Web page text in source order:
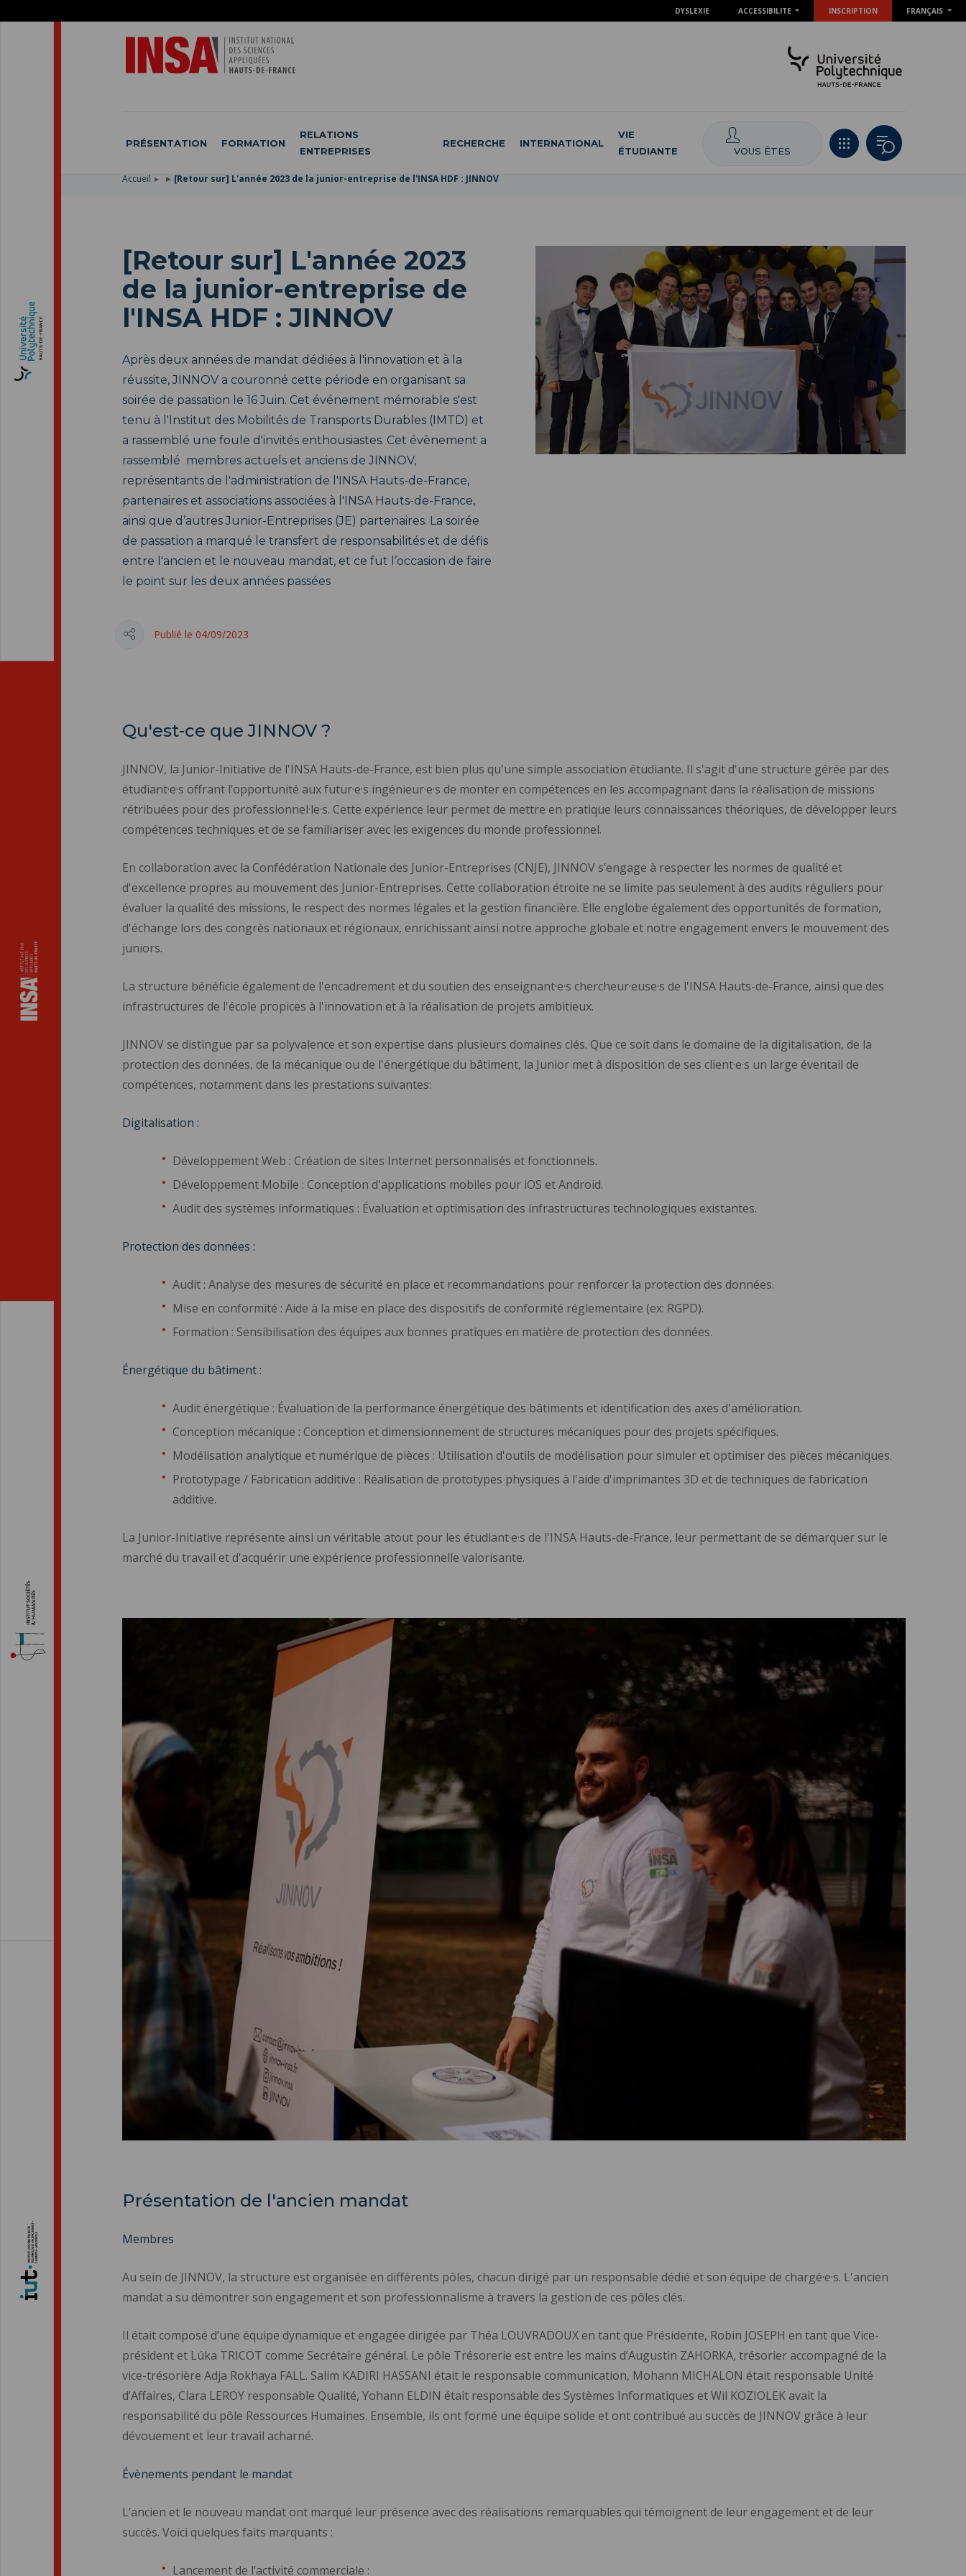
DYSLEXIE ACCESSIBILITE INSCRIPTION FRANÇAIS
PRÉSENTATION FORMATION
RELATIONS
ENTREPRISES
RECHERCHE INTERNATIONAL
VIE
ÉTUDIANTE
VOUS ÊTES
Accueil [Retour sur] L'année 2023 de la junior-entreprise de l'INSA HDF : JINNOV
[Retour sur] L'année 2023
de la junior-entreprise de
l'INSA HDF : JINNOV
Après deux années de mandat dédiées à l'innovation et à la
réussite, JINNOV a couronné cette période en organisant sa
soirée de passation le 16 Juin. Cet événement mémorable s'est
tenu à l'Institut des Mobilités de Transports Durables (IMTD) et
a rassemblé une foule d'invités enthousiastes. Cet évènement a
rassemblé membres actuels et anciens de JINNOV,
représentants de l'administration de l'INSA Hauts-de-France,
partenaires et associations associées à l'INSA Hauts-de-France,
ainsi que d’autres Junior-Entreprises (JE) partenaires. La soirée
de passation a marqué le transfert de responsabilités et de défis
entre l'ancien et le nouveau mandat, et ce fut l’occasion de faire
le point sur les deux années passées
Publié le 04/09/2023
Qu'est-ce que JINNOV ?
JINNOV, la Junior-Initiative de l'INSA Hauts-de-France, est bien plus qu'une simple association étudiante. Il s'agit d'une structure gérée par des
étudiant·e·s offrant l’opportunité aux futur·e·s ingénieur·e·s de monter en compétences en les accompagnant dans la réalisation de missions
rétribuées pour des professionnel·le·s. Cette expérience leur permet de mettre en pratique leurs connaissances théoriques, de développer leurs
compétences techniques et de se familiariser avec les exigences du monde professionnel.
En collaboration avec la Confédération Nationale des Junior-Entreprises (CNJE), JINNOV s’engage à respecter les normes de qualité et
d'excellence propres au mouvement des Junior-Entreprises. Cette collaboration étroite ne se limite pas seulement à des audits réguliers pour
évaluer la qualité des missions, le respect des normes légales et la gestion financière. Elle englobe également des opportunités de formation,
d'échange lors des congrès nationaux et régionaux, enrichissant ainsi notre approche globale et notre engagement envers le mouvement des
juniors.
La structure bénéficie également de l'encadrement et du soutien des enseignant·e·s chercheur·euse·s de l'INSA Hauts-de-France, ainsi que des
infrastructures de l'école propices à l'innovation et à la réalisation de projets ambitieux.
JINNOV se distingue par sa polyvalence et son expertise dans plusieurs domaines clés. Que ce soit dans le domaine de la digitalisation, de la
protection des données, de la mécanique ou de l'énergétique du bâtiment, la Junior met à disposition de ses client·e·s un large éventail de
compétences, notamment dans les prestations suivantes:
Digitalisation :
Développement Web : Création de sites Internet personnalisés et fonctionnels.
Développement Mobile : Conception d'applications mobiles pour iOS et Android.
Audit des systèmes informatiques : Évaluation et optimisation des infrastructures technologiques existantes.
Protection des données :
Audit : Analyse des mesures de sécurité en place et recommandations pour renforcer la protection des données.
Mise en conformité : Aide à la mise en place des dispositifs de conformité réglementaire (ex: RGPD).
Formation : Sensibilisation des équipes aux bonnes pratiques en matière de protection des données.
Énergétique du bâtiment :
Audit énergétique : Évaluation de la performance énergétique des bâtiments et identification des axes d'amélioration.
Conception mécanique : Conception et dimensionnement de structures mécaniques pour des projets spécifiques.
Modélisation analytique et numérique de pièces : Utilisation d'outils de modélisation pour simuler et optimiser des pièces mécaniques.
Prototypage / Fabrication additive : Réalisation de prototypes physiques à l'aide d'imprimantes 3D et de techniques de fabrication
additive.
La Junior-Initiative représente ainsi un véritable atout pour les étudiant·e·s de l'INSA Hauts-de-France, leur permettant de se démarquer sur le
marché du travail et d'acquérir une expérience professionnelle valorisante.
Présentation de l'ancien mandat
Membres
Au sein de JINNOV, la structure est organisée en différents pôles, chacun dirigé par un responsable dédié et son équipe de chargé·e·s. L'ancien
mandat a su démontrer son engagement et son professionnalisme à travers la gestion de ces pôles clés.
Il était composé d’une équipe dynamique et engagée dirigée par Théa LOUVRADOUX en tant que Présidente, Robin JOSEPH en tant que Vice-
président et Lúka TRICOT comme Secrétaire général. Le pôle Trésorerie est entre les mains d’Augustin ZAHORKA, trésorier accompagné de la
vice-trésorière Adja Rokhaya FALL. Salim KADIRI HASSANI était le responsable communication, Mohann MICHALON était responsable Unité
d’Affaires, Clara LEROY responsable Qualité, Yohann ELDIN était responsable des Systèmes Informatiques et Wil KOZIOLEK avait la
responsabilité du pôle Ressources Humaines. Ensemble, ils ont formé une équipe solide et ont contribué au succès de JINNOV grâce à leur
dévouement et leur travail acharné.
Évènements pendant le mandat
L’ancien et le nouveau mandat ont marqué leur présence avec des réalisations remarquables qui témoignent de leur engagement et de leur
succès. Voici quelques faits marquants :
Lancement de l’activité commerciale :